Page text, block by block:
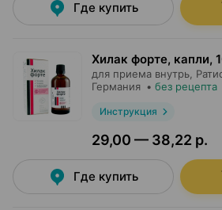
Где купить
Хилак форте, капли,
для приема внутрь,
Германия • без рецепта
Инструкция
29,00 — 38,22 р.
Где купить